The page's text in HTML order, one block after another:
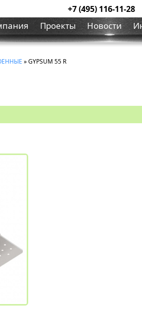
+7 (495) 116-11-28
Проекты Новости
» GYPSUM 55 R